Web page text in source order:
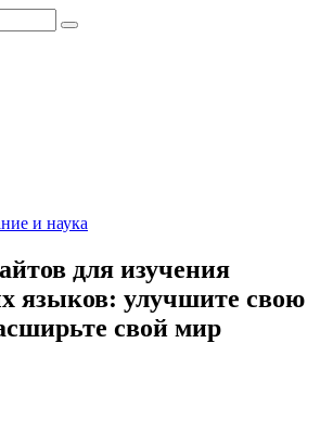
и наука
для изучения
языков: улучшите свою
свой мир